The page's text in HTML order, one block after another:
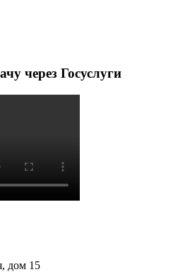
через Госуслуги
дом 15